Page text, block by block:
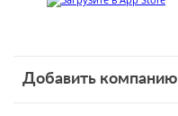
Добавить компанию